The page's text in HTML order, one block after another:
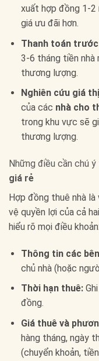
xuất hợp đồng 1-2
giá ưu đãi hơn.
Thanh toán
3-6 tháng tiền
thương lượng.
Nghiên cứu giá
của các nhà cho
trong khu vực sẽ
thương lượng.
Những điều cần chú
giá rẻ
Hợp đồng thuê nhà là
vệ quyền lợi của cả
hiểu rõ mọi điều khoản:
Thông tin các
chủ nhà (hoặc
Thời hạn thuê:
đồng.
Giá thuê và
hàng tháng, ngày
(chuyển khoản,